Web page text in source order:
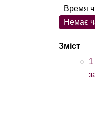
Немає
1
Время